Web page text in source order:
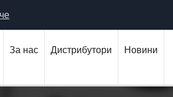
За нас Дистрибутори Новини